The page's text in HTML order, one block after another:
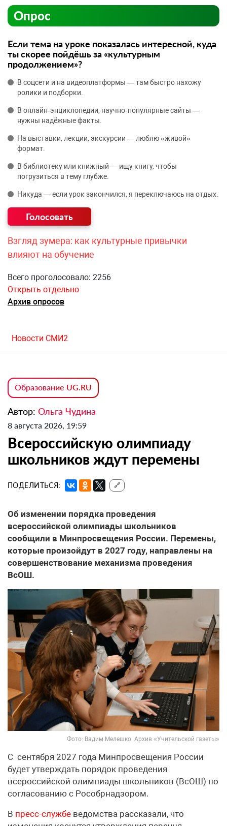
Опрос
Если тема на уроке показалась интересной, куда
ты скорее пойдёшь за «культурным
продолжением»?
В соцсети и на видеоплатформы — там быстро нахожу
ролики и подборки.
В онлайн‑энциклопедии, научно‑популярные сайты —
нужны надёжные факты.
На выставки, лекции, экскурсии — люблю «живой»
формат.
В библиотеку или книжный — ищу книгу, чтобы
погрузиться в тему глубже.
Никуда — если урок закончился, я переключаюсь на отдых.
Взгляд зумера: как культурные привычки
влияют на обучение
Всего проголосовало: 2256
Открыть отдельно
Архив опросов
Новости СМИ2
Образование UG.RU
Автор: Ольга Чудина
8 августа 2026, 19:59
Всероссийскую олимпиаду
школьников ждут перемены
ПОДЕЛИТЬСЯ: 🔗
Об изменении порядка проведения
всероссийской олимпиады школьников
сообщили в Минпросвещения России. Перемены,
которые произойдут в 2027 году, направлены на
совершенствование механизма проведения
ВсОШ.
Фото: Вадим Мелешко. Архив «Учительской газеты»
С сентября 2027 года Минпросвещения России
будет утверждать порядок проведения
всероссийской олимпиады школьников (ВсОШ) по
согласованию с Рособрнадзором.
В пресс-службе ведомства рассказали, что